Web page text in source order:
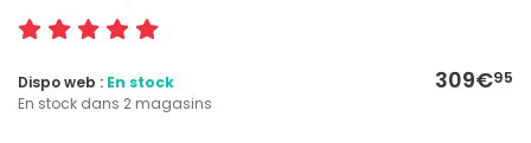
309€95
Dispo web : En stock
En stock dans 2 magasins